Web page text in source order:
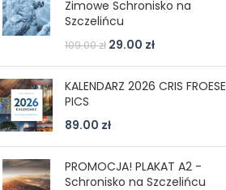
Zimowe Schronisko na
Szczelińcu
109.00zł 29.00 zł
KALENDARZ 2026 CRIS FROESE
PICS
89.00 zł
PROMOCJA! PLAKAT A2 -
Schronisko na Szczelińcu